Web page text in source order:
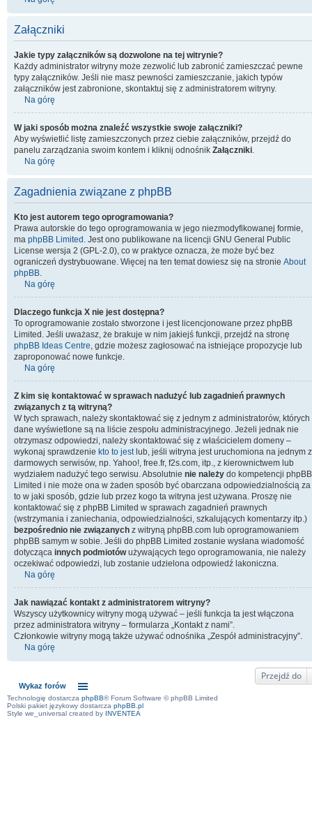
Załączniki
Jakie typy załączników są dozwolone na tej witrynie?
Każdy administrator witryny może zezwolić lub zabronić zamieszczać pewne
typy załączników. Jeśli nie masz pewności zamieszczanie, jakich typów
załączników jest zabronione, skontaktuj się z administratorem witryny.
Na górę
W jaki sposób można znaleźć wszystkie swoje załączniki?
Aby wyświetlić listę zamieszczonych przez ciebie załączników, przejdź do
panelu zarządzania swoim kontem i kliknij odnośnik Załączniki.
Na górę
Zagadnienia związane z phpBB
Kto jest autorem tego oprogramowania?
Prawa autorskie do tego oprogramowania w jego niezmodyfikowanej formie,
ma phpBB Limited . Jest ono publikowane na licencji GNU General Public
License wersja 2 (GPL-2.0), co w praktyce oznacza, że może być bez
ograniczeń dystrybuowane. Więcej na ten temat dowiesz się na stronie About
phpBB.
Na górę
Dlaczego funkcja X nie jest dostępna?
To oprogramowanie zostało stworzone i jest licencjonowane przez phpBB
Limited. Jeśli uważasz, że brakuje w nim jakiejś funkcji, przejdź na stronę
phpBB Ideas Centre, gdzie możesz zagłosować na istniejące propozycje lub
zaproponować nowe funkcje.
Na górę
Z kim się kontaktować w sprawach nadużyć lub zagadnień prawnych
związanych z tą witryną?
W tych sprawach, należy skontaktować się z jednym z administratorów, których
dane wyświetlone są na liście zespołu administracyjnego. Jeżeli jednak nie
otrzymasz odpowiedzi, należy skontaktować się z właścicielem domeny –
wykonaj sprawdzenie kto to jestlub, jeśli witryna jest uruchomiona na jednym z
darmowych serwisów, np. Yahoo!, free.fr, f2s.com, itp., z kierownictwem lub
wydziałem nadużyć tego serwisu. Absolutnie nie należy do kompetencji phpBB
Limited i nie może ona w żaden sposób być obarczana odpowiedzialnością za
to w jaki sposób, gdzie lub przez kogo ta witryna jest używana. Proszę nie
kontaktować się z phpBB Limited w sprawach zagadnień prawnych
(wstrzymania i zaniechania, odpowiedzialności, szkalujących komentarzy itp.)
bezpośrednio nie związanych z witryną phpBB.com lub oprogramowaniem
phpBB samym w sobie. Jeśli do phpBB Limited zostanie wysłana wiadomość
dotycząca innych podmiotówużywających tego oprogramowania, nie należy
oczekiwać odpowiedzi, lub zostanie udzielona odpowiedź lakoniczna.
Na górę
Jak nawiązać kontakt z administratorem witryny?
Wszyscy użytkownicy witryny mogą używać – jeśli funkcja ta jest włączona
przez administratora witryny – formularza „Kontakt z nami”.
Członkowie witryny mogą także używać odnośnika „Zespół administracyjny”.
Na górę
Przejdź do
Wykaz forów
Technologię dostarcza phpBB® Forum Software © phpBB Limited
Polski pakiet językowy dostarcza phpBB.pl
Style we_universal created by INVENTEA